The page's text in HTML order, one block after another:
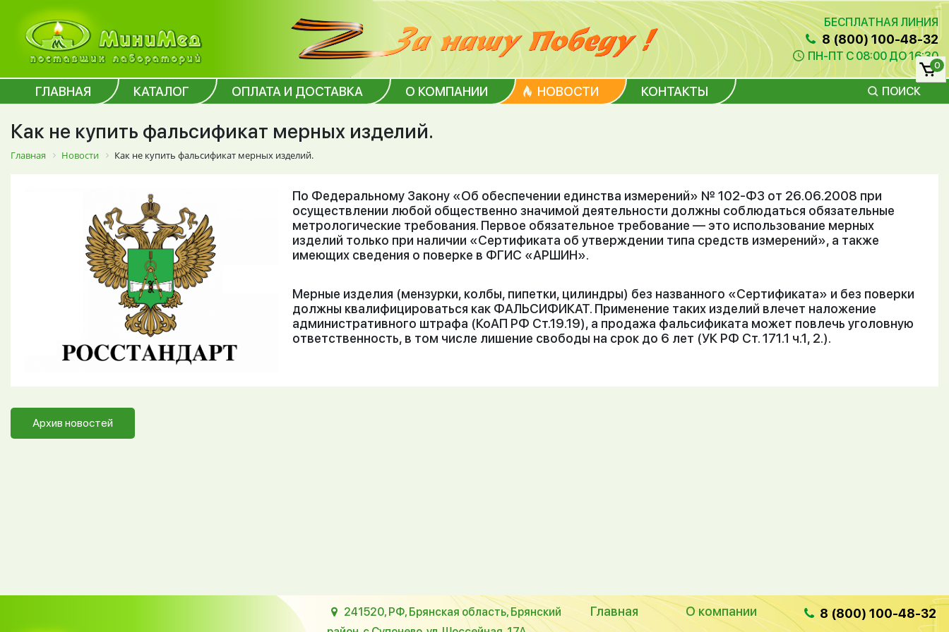
БЕСПЛАТНАЯ ЛИНИЯ
8 (800) 100-48-32
ПН-ПТ С 08:00 ДО 16:30
ГЛАВНАЯ КАТАЛОГ ОПЛАТА И ДОСТАВКА О КОМПАНИИ НОВОСТИ КОНТАКТЫ ПОИСК
0
Как не купить фальсификат мерных изделий.
Главная Новости Как не купить фальсификат мерных изделий.
По Федеральному Закону «Об обеспечении единства измерений» № 102-ФЗ от 26.06.2008 при
осуществлении любой общественно значимой деятельности должны соблюдаться обязательные
метрологические требования. Первое обязательное требование — это использование мерных
изделий только при наличии «Сертификата об утверждении типа средств измерений», а также
имеющих сведения о поверке в ФГИС «АРШИН».
Мерные изделия (мензурки, колбы, пипетки, цилиндры) без названного «Сертификата» и без поверки
должны квалифицироваться как ФАЛЬСИФИКАТ. Применение таких изделий влечет наложение
административного штрафа (КоАП РФ Ст.19.19), а продажа фальсификата может повлечь уголовную
ответственность, в том числе лишение свободы на срок до 6 лет (УК РФ Ст. 171.1 ч.1, 2.).
Архив новостей
241520, РФ, Брянская область, Брянский
Главная
О компании
8 (800) 100-48-32